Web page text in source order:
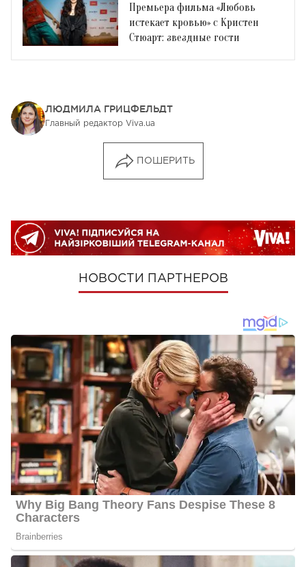
Премьера фильма «Любовь
истекает кровью» с Кристен
Стюарт: звездные гости
ЛЮДМИЛА ГРИЦФЕЛЬДТ
Главный редактор Viva.ua
ПОШЕРИТЬ
НОВОСТИ ПАРТНЕРОВ